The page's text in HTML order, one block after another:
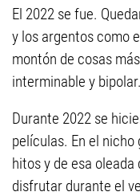
El 2022 se fue.
y los argentos como
montón de cosas
interminable y bipolar.
Durante 2022 se
películas. En el
hitos y de esa
disfrutar durante el